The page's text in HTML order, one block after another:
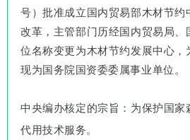
号）批准成立国内贸易部木材节约
改革，主管部门历经国内贸易局
位名称变更为木材节约发展中心，
现为国务院国资委委属事业单位。
中央编办核定的宗旨：为保护国家
代用技术服务。